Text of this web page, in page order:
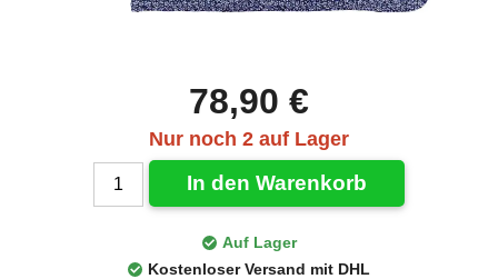
78,90 €
Nur noch 2 auf Lager
In den Warenkorb
Auf Lager
Kostenloser Versand mit DHL